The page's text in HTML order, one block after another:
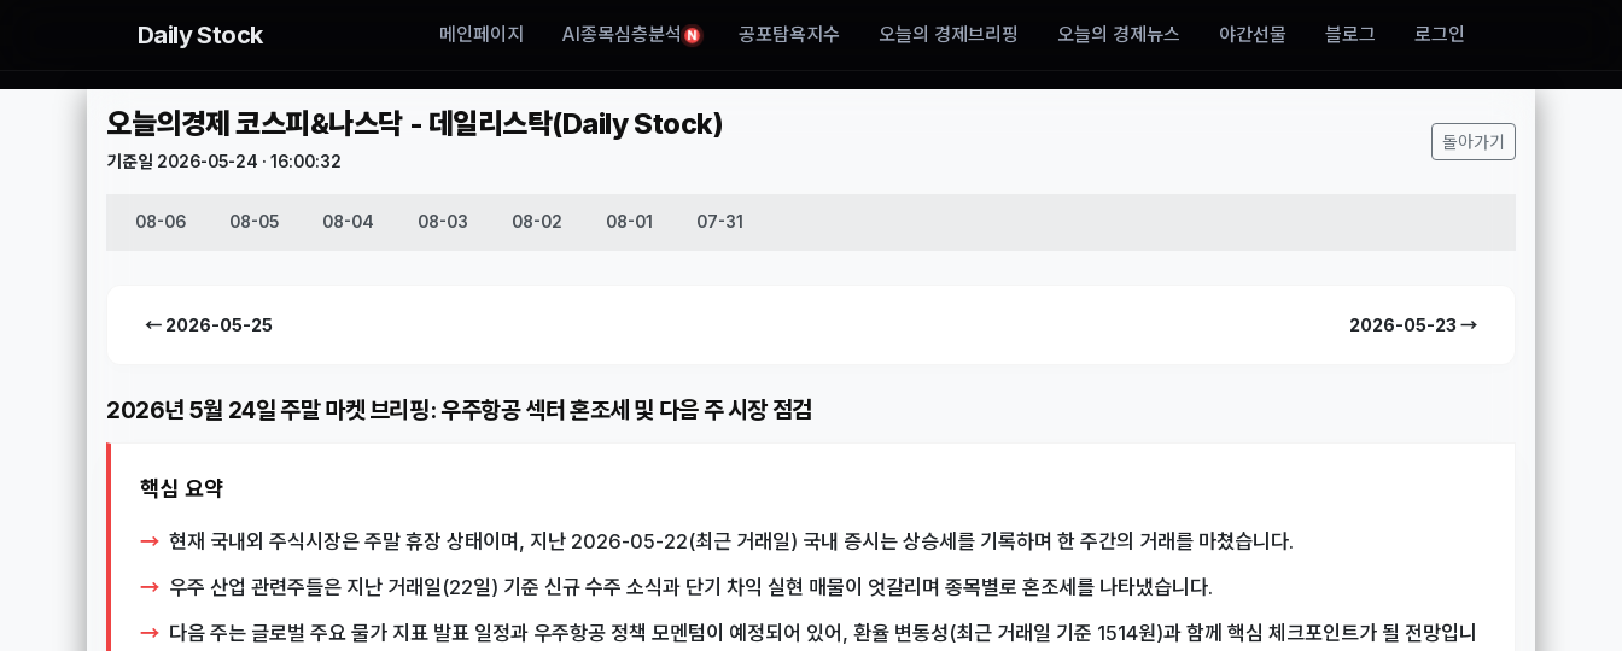
Daily Stock 메인페이지 AI종목심층분석 N 공포탐욕지수 오늘의 경제브리핑 오늘의 경제뉴스 야간선물 블로그 로그인
오늘의경제 코스피&나스닥 - 데일리스탁(Daily Stock)
기준일 2026-05-24 · 16:00:32
돌아가기
08-06 08-05 08-04 08-03 08-02 08-01 07-31
← 2026-05-25 2026-05-23 →
2026년 5월 24일 주말 마켓 브리핑: 우주항공 섹터 혼조세 및 다음 주 시장 점검
핵심 요약
현재 국내외 주식시장은 주말 휴장 상태이며, 지난 2026-05-22(최근 거래일) 국내 증시는 상승세를 기록하며 한 주간의 거래를 마쳤습니다.
우주 산업 관련주들은 지난 거래일(22일) 기준 신규 수주 소식과 단기 차익 실현 매물이 엇갈리며 종목별로 혼조세를 나타냈습니다.
다음 주는 글로벌 주요 물가 지표 발표 일정과 우주항공 정책 모멘텀이 예정되어 있어, 환율 변동성(최근 거래일 기준 1514원)과 함께 핵심 체크포인트가 될 전망입니